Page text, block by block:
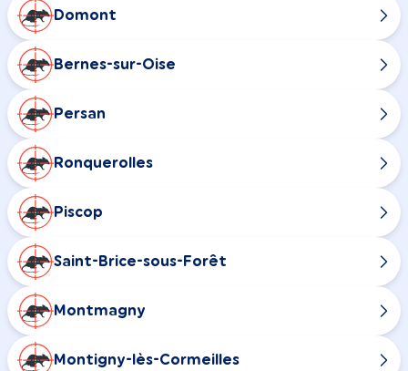
Domont
Bernes-sur-Oise
Persan
Ronquerolles
Piscop
Saint-Brice-sous-Forêt
Montmagny
Montigny-lès-Cormeilles